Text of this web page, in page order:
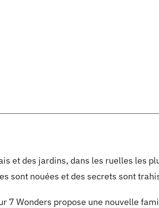
et des jardins, dans les ruelles les
sont nouées et des secrets sont
7 Wonders propose une nouvelle